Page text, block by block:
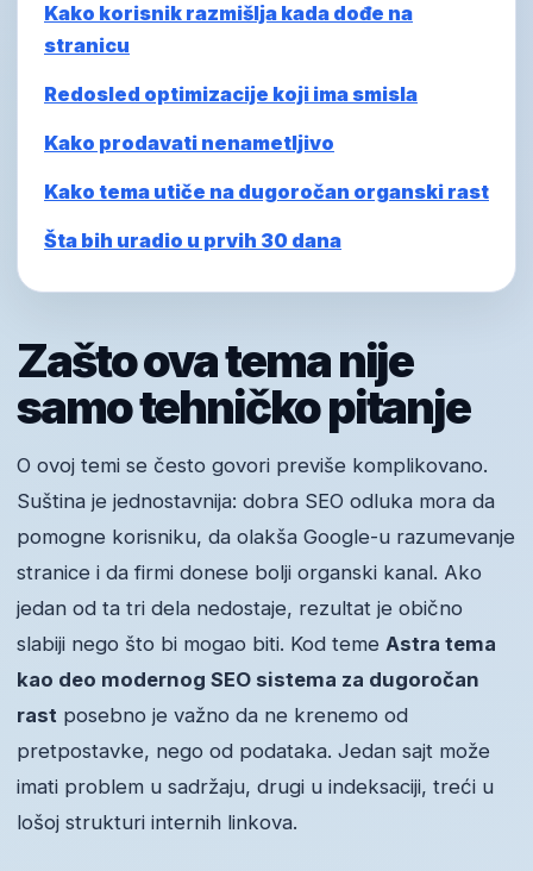
Kako korisnik razmišlja kada dođe na
stranicu
Redosled optimizacije koji ima smisla
Kako prodavati nenametljivo
Kako tema utiče na dugoročan organski rast
Šta bih uradio u prvih 30 dana
Zašto ova tema nije
samo tehničko pitanje
O ovoj temi se često govori previše komplikovano.
Suština je jednostavnija: dobra SEO odluka mora da
pomogne korisniku, da olakša Google-u razumevanje
stranice i da firmi donese bolji organski kanal. Ako
jedan od ta tri dela nedostaje, rezultat je obično
slabiji nego što bi mogao biti. Kod teme Astra tema
kao deo modernog SEO sistema za dugoročan
rast posebno je važno da ne krenemo od
pretpostavke, nego od podataka. Jedan sajt može
imati problem u sadržaju, drugi u indeksaciji, treći u
lošoj strukturi internih linkova.